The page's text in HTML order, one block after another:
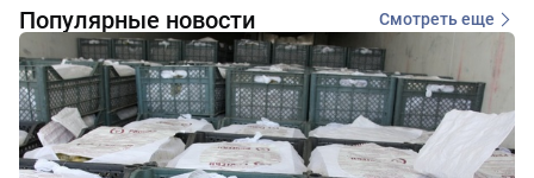
Популярные новости Смотреть еще